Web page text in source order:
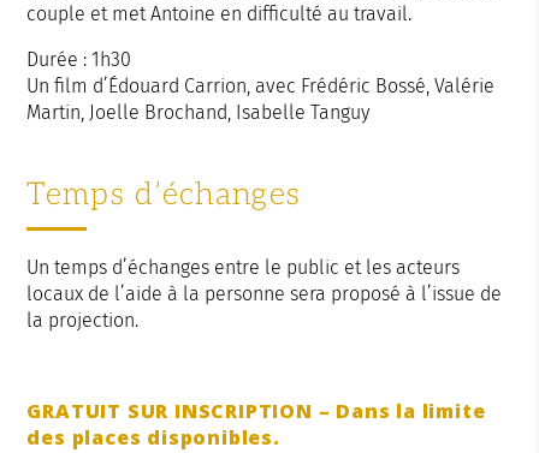
couple et met Antoine en difficulté au travail.
Durée : 1h30
Un film d’Édouard Carrion, avec Frédéric Bossé, Valérie
Martin, Joelle Brochand, Isabelle Tanguy
Temps d’échanges
Un temps d’échanges entre le public et les acteurs
locaux de l’aide à la personne sera proposé à l’issue de
la projection.
GRATUIT SUR INSCRIPTION – Dans la limite
des places disponibles.